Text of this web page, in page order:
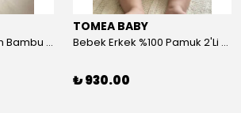
Bebek Kız Yenidoğan Bambu 5'li Set - Nefes Alan Kumaş
TOMEA BABY
Bebek Erkek %100 Pamuk 2'Li Şort-Tshirt Takım - Nefes Alan Kumaş
₺ 930.00